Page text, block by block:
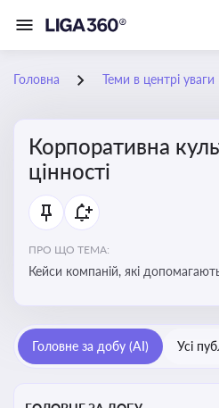
Головна Теми в центрі уваги
Корпоративна
цінності
ПРО ЩО ТЕМА:
Кейси компаній, які
бізнес-середовища
Головне за добу (AI) Усі